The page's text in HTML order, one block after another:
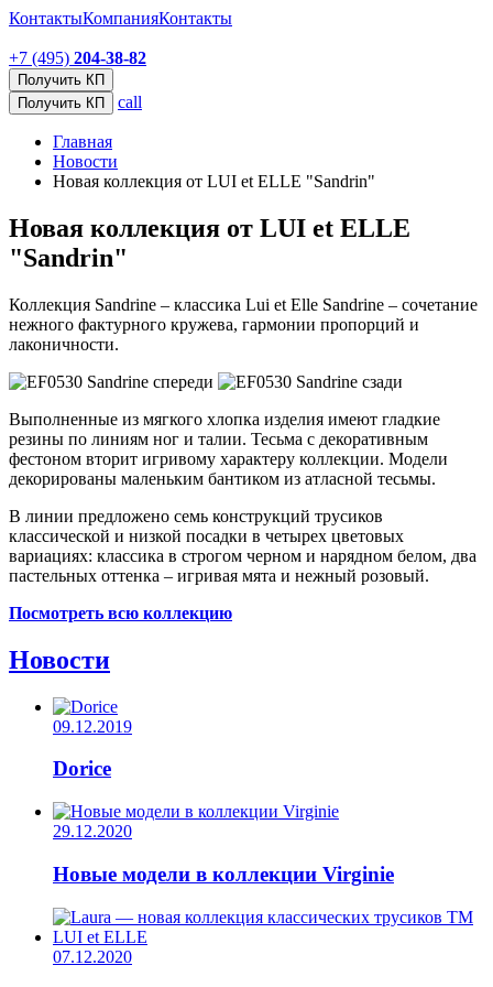
КонтактыКомпанияКонтакты
+7 (495) 204-38-82
Получить КП
Получить КП
call
Главная
Новости
Новая коллекция от LUI et ELLE "Sandrin"
Новая коллекция от LUI et ELLE
"Sandrin"
Коллекция Sandrine – классика Lui et Elle Sandrine – сочетание
нежного фактурного кружева, гармонии пропорций и
лаконичности.
Выполненные из мягкого хлопка изделия имеют гладкие
резины по линиям ног и талии. Тесьма с декоративным
фестоном вторит игривому характеру коллекции. Модели
декорированы маленьким бантиком из атласной тесьмы.
В линии предложено семь конструкций трусиков
классической и низкой посадки в четырех цветовых
вариациях: классика в строгом черном и нарядном белом, два
пастельных оттенка – игривая мята и нежный розовый.
Посмотреть всю коллекцию
Новости
09.12.2019
Dorice
29.12.2020
Новые модели в коллекции Virginie
07.12.2020